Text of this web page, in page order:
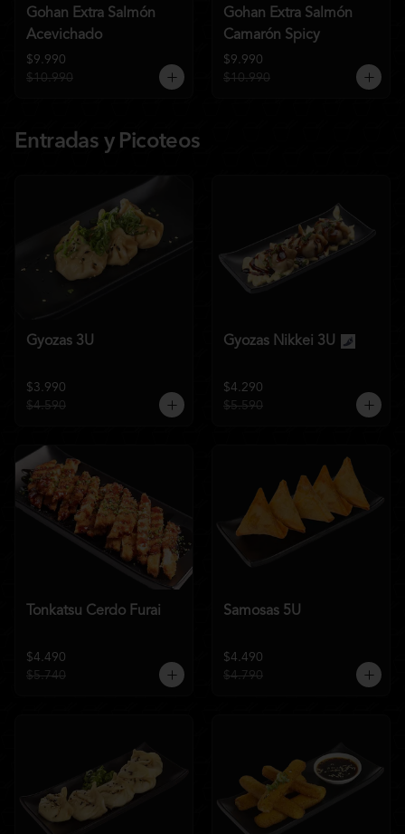
Gohan Extra Salmón
Acevichado
$9.990
$10.990
Gohan Extra Salmón
Camarón Spicy
$9.990
$10.990
Entradas y Picoteos
Gyozas 3U
$3.990
$4.590
Gyozas Nikkei 3U
$4.290
$5.590
Tonkatsu Cerdo Furai
$4.490
$5.740
Samosas 5U
$4.490
$4.790